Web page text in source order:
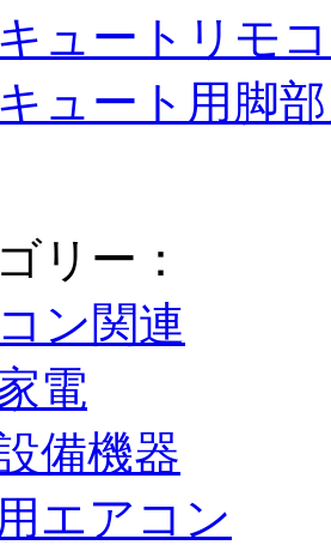
ュートリモ
ュート用脚
リー：
ン関連
電
備機器
エアコン